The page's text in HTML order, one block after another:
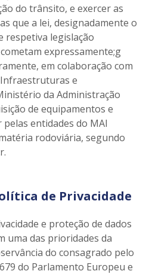
do trânsito, e exercer as
que a lei, designadamente o
respetiva legislação
expressamente;g
em colaboração com
e
da Administração
de equipamentos e
entidades do MAI
rodoviária, segundo
de Privacidade
e proteção de dados
uma das prioridades da
do consagrado pelo
do Parlamento Europeu e